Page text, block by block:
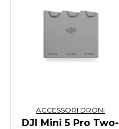
ACCESSORI DRONI
DJI Mini 5 Pro Two-